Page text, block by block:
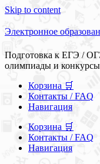
Skip to content
Электронное
Подготовка к ЕГЭ /
олимпиады и конкурсы
Корзина 🛒
Контакты / FAQ
Навигация
Корзина 🛒
Контакты / FAQ
Навигация